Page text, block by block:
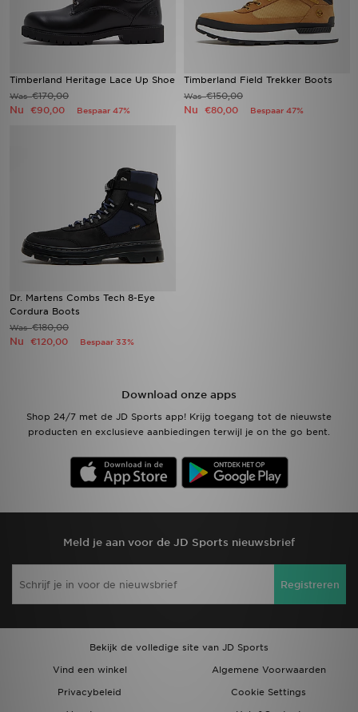
Timberland Heritage Lace Up Shoe
Was€170,00
Nu €90,00 Bespaar 47%
Timberland Field Trekker Boots
Was€150,00
Nu €80,00 Bespaar 47%
Dr. Martens Combs Tech 8-Eye
Cordura Boots
Was€180,00
Nu €120,00 Bespaar 33%
Download onze apps
Shop 24/7 met de JD Sports app! Krijg toegang tot de nieuwste
producten en exclusieve aanbiedingen terwijl je on the go bent.
Meld je aan voor de JD Sports nieuwsbrief
Registreren
Bekijk de volledige site van JD Sports
Vind een winkel
Algemene Voorwaarden
Privacybeleid
Cookie Settings